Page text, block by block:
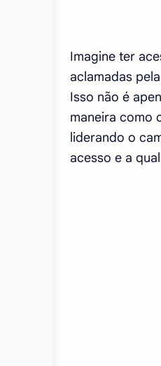
Imagine ter
aclamadas
Isso não é
maneira como
liderando o
acesso e a